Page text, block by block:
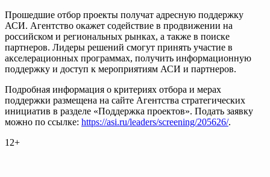
Прошедшие отбор проекты получат адресную поддержку
АСИ. Агентство окажет содействие в продвижении на
российском и региональных рынках, а также в поиске
партнеров. Лидеры решений смогут принять участие в
акселерационных программах, получить информационную
поддержку и доступ к мероприятиям АСИ и партнеров.
Подробная информация о критериях отбора и мерах
поддержки размещена на сайте Агентства стратегических
инициатив в разделе «Поддержка проектов». Подать заявку
можно по ссылке: https://asi.ru/leaders/screening/205626/.
12+